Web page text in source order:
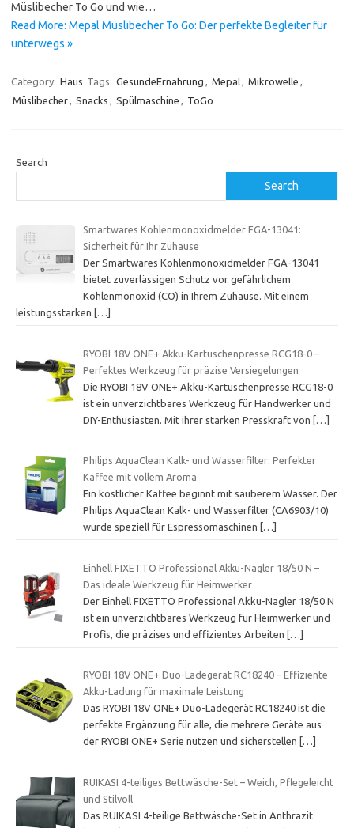
Müslibecher To Go und wie…
Read More: Mepal Müslibecher To Go: Der perfekte Begleiter für
unterwegs »
Category: Haus Tags: GesundeErnährung , Mepal, Mikrowelle ,
Müslibecher, Snacks , Spülmaschine , ToGo
Search
Search
Smartwares Kohlenmonoxidmelder FGA-13041:
Sicherheit für Ihr Zuhause
Der Smartwares Kohlenmonoxidmelder FGA-13041
bietet zuverlässigen Schutz vor gefährlichem
Kohlenmonoxid (CO) in Ihrem Zuhause. Mit einem
leistungsstarken
[…]
RYOBI 18V ONE+ Akku-Kartuschenpresse RCG18-0 –
Perfektes Werkzeug für präzise Versiegelungen
Die RYOBI 18V ONE+ Akku-Kartuschenpresse RCG18-0
ist ein unverzichtbares Werkzeug für Handwerker und
DIY-Enthusiasten. Mit ihrer starken Presskraft von […]
Philips AquaClean Kalk- und Wasserfilter: Perfekter
Kaffee mit vollem Aroma
Ein köstlicher Kaffee beginnt mit sauberem Wasser. Der
Philips AquaClean Kalk- und Wasserfilter (CA6903/10)
wurde speziell für Espressomaschinen
[…]
Einhell FIXETTO Professional Akku-Nagler 18/50 N –
Das ideale Werkzeug für Heimwerker
Der Einhell FIXETTO Professional Akku-Nagler 18/50 N
ist ein unverzichtbares Werkzeug für Heimwerker und
Profis, die präzises und effizientes Arbeiten […]
RYOBI 18V ONE+ Duo-Ladegerät RC18240 – Effiziente
Akku-Ladung für maximale Leistung
Das RYOBI 18V ONE+ Duo-Ladegerät RC18240 ist die
perfekte Ergänzung für alle, die mehrere Geräte aus
der RYOBI ONE+ Serie nutzen und sicherstellen
[…]
RUIKASI 4-teiliges Bettwäsche-Set – Weich, Pflegeleicht
und Stilvoll
Das RUIKASI 4-teilige Bettwäsche-Set in Anthrazit